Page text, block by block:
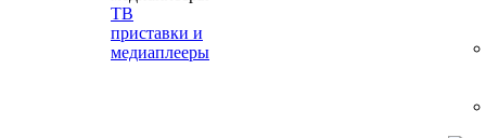
ТВ
приставки и
медиаплееры